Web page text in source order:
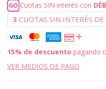
Cuotas SIN interés con
3 CUOTAS SIN INTERÉS DE
15% de descuento pagando
VER MEDIOS DE PAGO